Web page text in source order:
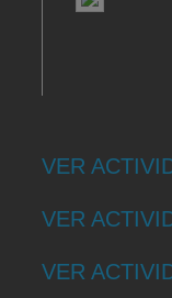
VER
VER
VER